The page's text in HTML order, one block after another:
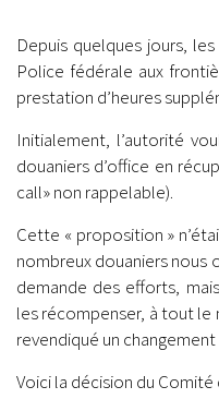
Depuis quelques jours,
Police fédérale aux
prestation d’heures
Initialement, l’autorité
douaniers d’office en
call» non rappelable).
Cette « proposition »
nombreux douaniers nous
demande des efforts,
les récompenser, à tout le
revendiqué un
Voici la décision du Comité